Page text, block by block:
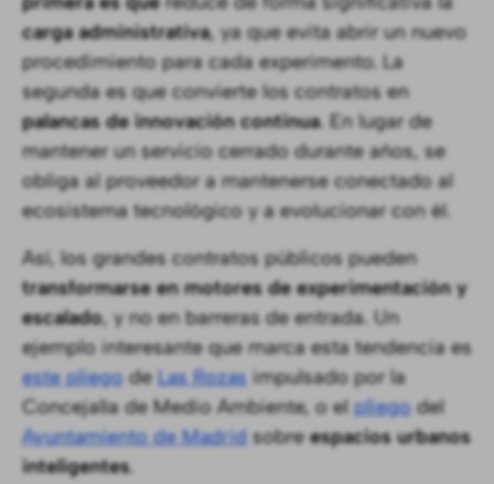
carga administrativa, ya que evita abrir un nuevo
procedimiento para cada experimento. La
segunda es que convierte los contratos en
palancas de innovación continua. En lugar de
mantener un servicio cerrado durante años, se
obliga al proveedor a mantenerse conectado al
ecosistema tecnológico y a evolucionar con él.
Así, los grandes contratos públicos pueden
transformarse en motores de experimentación y
escalado, y no en barreras de entrada. Un
ejemplo interesante que marca esta tendencia es
este pliegodeLas Rozas impulsado por la
Concejalía de Medio Ambiente, o elpliegodel
Ayuntamiento de Madrid sobreespacios urbanos
inteligentes.